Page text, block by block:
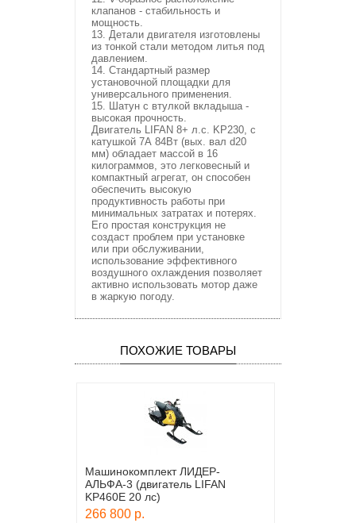
клапанов - стабильность и
мощность.
13. Детали двигателя изготовлены
из тонкой стали методом литья под
давлением.
14. Стандартный размер
установочной площадки для
универсального применения.
15. Шатун с втулкой вкладыша -
высокая прочность.
Двигатель LIFAN 8+ л.с. KP230, с
катушкой 7А 84Вт (вых. вал d20
мм) обладает массой в 16
килограммов, это легковесный и
компактный агрегат, он способен
обеспечить высокую
продуктивность работы при
минимальных затратах и потерях.
Его простая конструкция не
создаст проблем при установке
или при обслуживании,
использование эффективного
воздушного охлаждения позволяет
активно использовать мотор даже
в жаркую погоду.
ПОХОЖИЕ ТОВАРЫ
Машинокомплект ЛИДЕР-
АЛЬФА-3 (двигатель LIFAN
KP460E 20 лс)
266 800 р.